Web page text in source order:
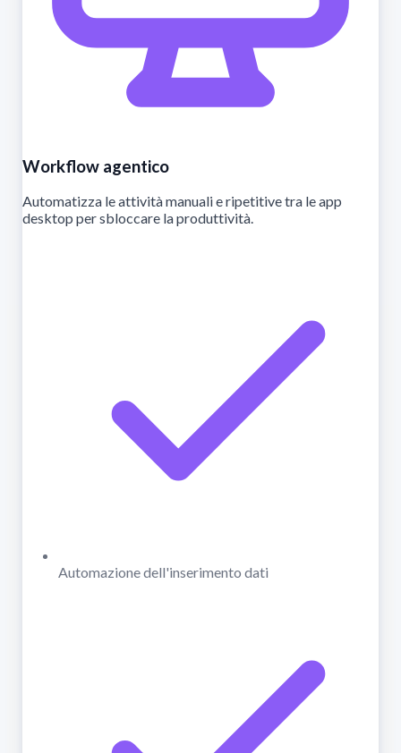
Workflow agentico
Automatizza le attività manuali e ripetitive tra le app
desktop per sbloccare la produttività.
Automazione dell'inserimento dati